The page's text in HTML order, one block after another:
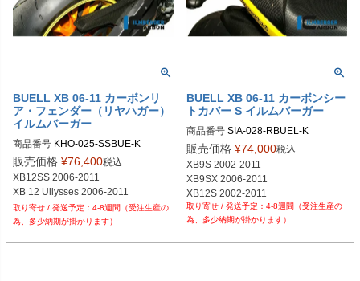
BUELL XB 06-11 カーボンリ
ア・フェンダー（リヤハガー）
イルムバーガー
商品番号 KHO-025-SSBUE-K
KHO.025.SSBUE.K
販売価格 ¥76,400税込
XB12SS 2006-2011
XB 12 Ullysses 2006-2011
4-8週間（受注生産の
為、多少納期が掛かります）
BUELL XB 06-11 カーボンシー
トカバー S イルムバーガー
商品番号 SIA-028-RBUEL-K
SIA.028.RBUEL.K
販売価格 ¥74,000税込
XB9S 2002-2011
XB9SX 2006-2011
XB12S 2002-2011
4-8週間（受注生産の
為、多少納期が掛かります）